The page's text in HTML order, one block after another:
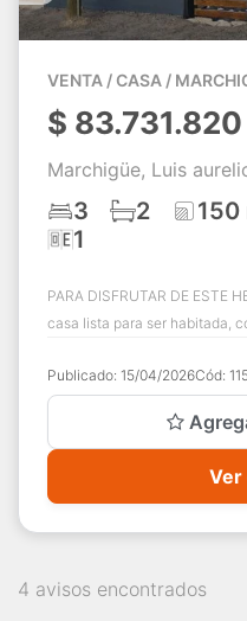
VENTA / CASA /
$ 83.731.820
Marchigüe, Luis
3 2 150
1
PARA DISFRUTAR DE ESTE
casa lista para ser habitada,
Publicado: 15/04/2026Cód:
Ver
4 avisos encontrados